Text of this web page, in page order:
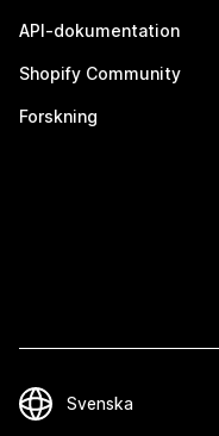
API-dokumentation
Shopify Community
Forskning